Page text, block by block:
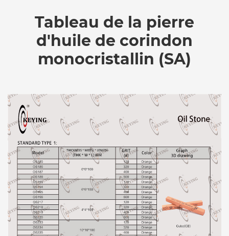
Tableau de la pierre
d'huile de corindon
monocristallin (SA)